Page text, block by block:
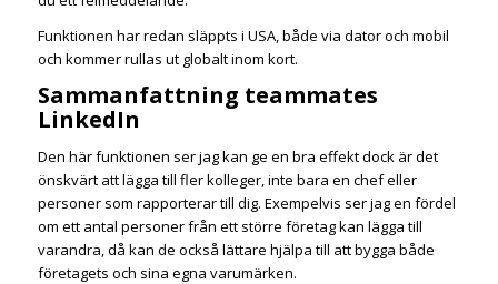
Funktionen har redan släppts i USA, både via dator och mobil
och kommer rullas ut globalt inom kort.
Sammanfattning teammates
LinkedIn
Den här funktionen ser jag kan ge en bra effekt dock är det
önskvärt att lägga till fler kolleger, inte bara en chef eller
personer som rapporterar till dig. Exempelvis ser jag en fördel
om ett antal personer från ett större företag kan lägga till
varandra, då kan de också lättare hjälpa till att bygga både
företagets och sina egna varumärken.